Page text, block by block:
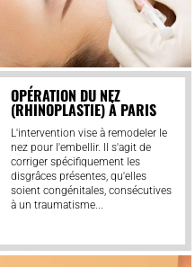
OPÉRATION DU NEZ
(RHINOPLASTIE) À PARIS
L'intervention vise à remodeler le
nez pour l'embellir. Il s'agit de
corriger spécifiquement les
disgrâces présentes, qu'elles
soient congénitales, consécutives
à un traumatisme...